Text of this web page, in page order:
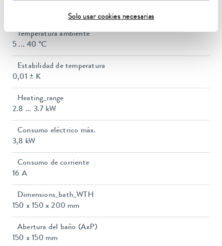
Solo usar cookies necesarias
Rango de temperatura de funcionamiento
Temperatura ambiente
5 ... 40 °C
Estabilidad de temperatura
0,01 ± K
Heating_range
2.8 ... 3.7 kW
Consumo eléctrico máx.
3,8 kW
Consumo de corriente
16 A
Dimensions_bath_WTH
150 x 150 x 200 mm
Abertura del baño (AxP)
150 x 150 mm